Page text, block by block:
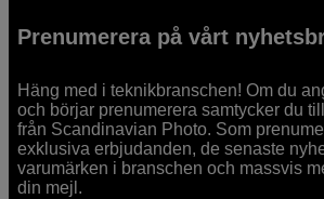
Prenumerera på vårt
Häng med i teknikbranschen! Om du
och börjar prenumerera samtycker du
från Scandinavian Photo. Som
exklusiva erbjudanden, de senaste
varumärken i branschen och massvis
din mejl.